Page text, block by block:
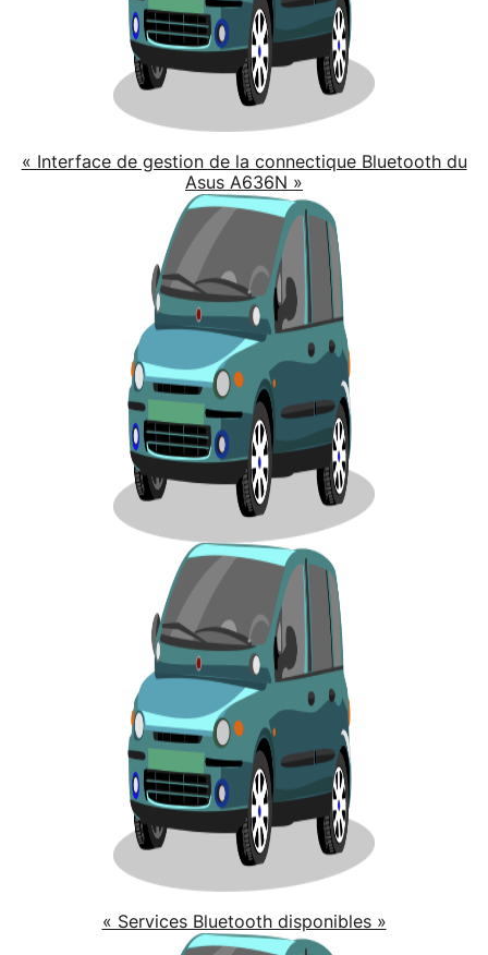
« Interface de gestion de la connectique Bluetooth du
Asus A636N »
« Services Bluetooth disponibles »